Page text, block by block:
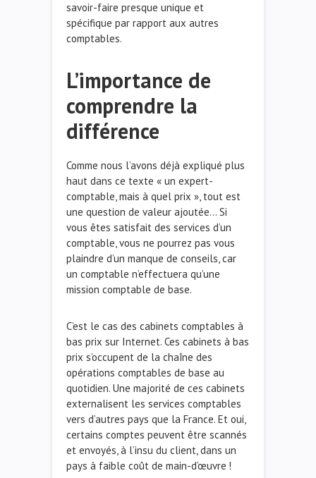
savoir-faire presque unique et
spécifique par rapport aux autres
comptables.
L’importance de
comprendre la
différence
Comme nous l’avons déjà expliqué plus
haut dans ce texte « un expert-
comptable, mais à quel prix », tout est
une question de valeur ajoutée… Si
vous êtes satisfait des services d’un
comptable, vous ne pourrez pas vous
plaindre d’un manque de conseils, car
un comptable n’effectuera qu’une
mission comptable de base.
C’est le cas des cabinets comptables à
bas prix sur Internet. Ces cabinets à bas
prix s’occupent de la chaîne des
opérations comptables de base au
quotidien. Une majorité de ces cabinets
externalisent les services comptables
vers d’autres pays que la France. Et oui,
certains comptes peuvent être scannés
et envoyés, à l’insu du client, dans un
pays à faible coût de main-d’œuvre !